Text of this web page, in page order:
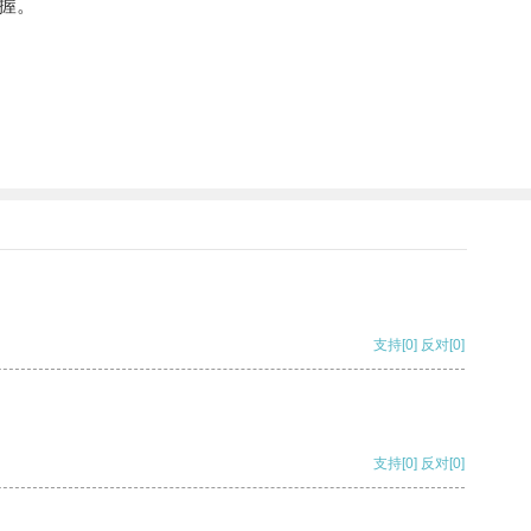
。
支持[0] 反对[0]
支持[0] 反对[0]